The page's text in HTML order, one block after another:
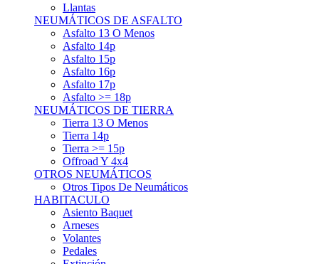
Llantas
NEUMÁTICOS DE ASFALTO
Asfalto 13 O Menos
Asfalto 14p
Asfalto 15p
Asfalto 16p
Asfalto 17p
Asfalto >= 18p
NEUMÁTICOS DE TIERRA
Tierra 13 O Menos
Tierra 14p
Tierra >= 15p
Offroad Y 4x4
OTROS NEUMÁTICOS
Otros Tipos De Neumáticos
HABITACULO
Asiento Baquet
Arneses
Volantes
Pedales